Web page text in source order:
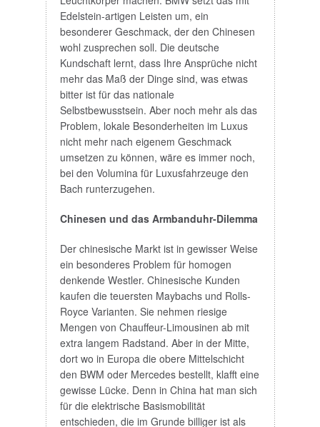
Edelstein-artigen Leisten um, ein
besonderer Geschmack, der den Chinesen
wohl zusprechen soll. Die deutsche
Kundschaft lernt, dass Ihre Ansprüche nicht
mehr das Maß der Dinge sind, was etwas
bitter ist für das nationale
Selbstbewusstsein. Aber noch mehr als das
Problem, lokale Besonderheiten im Luxus
nicht mehr nach eigenem Geschmack
umsetzen zu können, wäre es immer noch,
bei den Volumina für Luxusfahrzeuge den
Bach runterzugehen.
Chinesen und das Armbanduhr-Dilemma
Der chinesische Markt ist in gewisser Weise
ein besonderes Problem für homogen
denkende Westler. Chinesische Kunden
kaufen die teuersten Maybachs und Rolls-
Royce Varianten. Sie nehmen riesige
Mengen von Chauffeur-Limousinen ab mit
extra langem Radstand. Aber in der Mitte,
dort wo in Europa die obere Mittelschicht
den BWM oder Mercedes bestellt, klafft eine
gewisse Lücke. Denn in China hat man sich
für die elektrische Basismobilität
entschieden, die im Grunde billiger ist als